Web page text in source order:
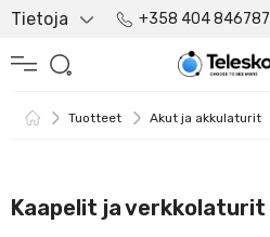
Tietoja +358 404 846787
Tuotteet Akut ja akkulaturit
Kaapelit ja verkkolaturit